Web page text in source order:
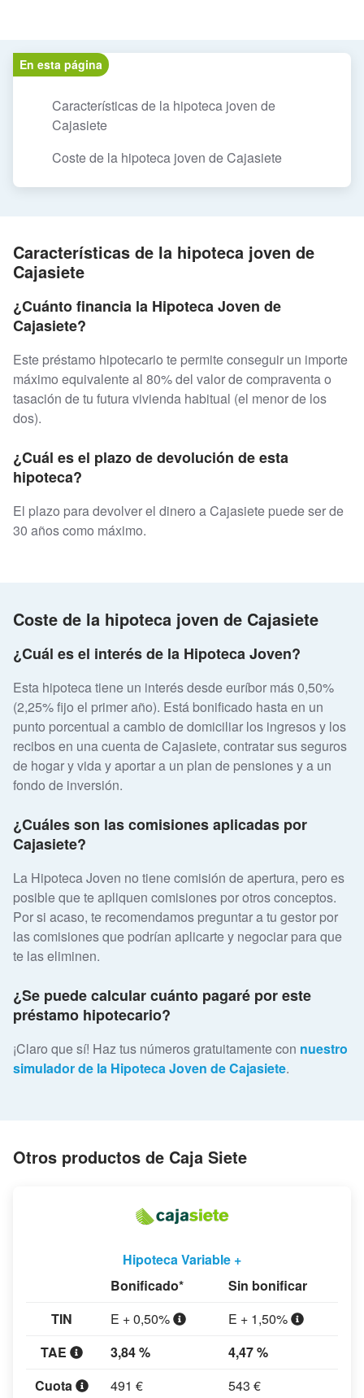
En esta página
Características de la hipoteca joven de
Cajasiete
Coste de la hipoteca joven de Cajasiete
Características de la hipoteca joven de
Cajasiete
¿Cuánto financia la Hipoteca Joven de
Cajasiete?
Este préstamo hipotecario te permite conseguir un importe
máximo equivalente al 80% del valor de compraventa o
tasación de tu futura vivienda habitual (el menor de los
dos).
¿Cuál es el plazo de devolución de esta
hipoteca?
El plazo para devolver el dinero a Cajasiete puede ser de
30 años como máximo.
Coste de la hipoteca joven de Cajasiete
¿Cuál es el interés de la Hipoteca Joven?
Esta hipoteca tiene un interés desde euríbor más 0,50%
(2,25% fijo el primer año). Está bonificado hasta en un
punto porcentual a cambio de domiciliar los ingresos y los
recibos en una cuenta de Cajasiete, contratar sus seguros
de hogar y vida y aportar a un plan de pensiones y a un
fondo de inversión.
¿Cuáles son las comisiones aplicadas por
Cajasiete?
La Hipoteca Joven no tiene comisión de apertura, pero es
posible que te apliquen comisiones por otros conceptos.
Por si acaso, te recomendamos preguntar a tu gestor por
las comisiones que podrían aplicarte y negociar para que
te las eliminen.
¿Se puede calcular cuánto pagaré por este
préstamo hipotecario?
¡Claro que sí! Haz tus números gratuitamente con nuestro
simulador de la Hipoteca Joven de Cajasiete.
Otros productos de Caja Siete
Hipoteca Variable +
Bonificado*
Sin bonificar
TIN
E + 0,50%
E + 1,50%
TAE
3,84 %
4,47 %
Cuota
491 € 543 €